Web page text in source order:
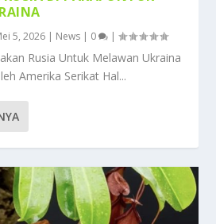
5, 2026 News 0 |
Rusia Untuk Melawan Ukraina
Amerika Serikat Hal...